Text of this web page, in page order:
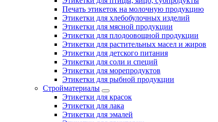
Печать этикеток на молочную продукцию
Этикетки для хлебобулочных изделий
Этикетки для мясной продукции
Этикетки для плодоовощной продукции
Этикетки для растительных масел и жиров
Этикетки для детского питания
Этикетки для соли и специй
Этикетки для морепродуктов
Этикетки для рыбной продукции
Стройматериалы
Этикетки для красок
Этикетки для лака
Этикетки для эмалей